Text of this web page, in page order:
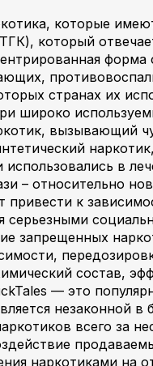
которые
который
странах их
широко
вызывающий
в
– относительно
к
серьезными
запрещенных
состав,
— это
незаконной
всего за
наркотиками